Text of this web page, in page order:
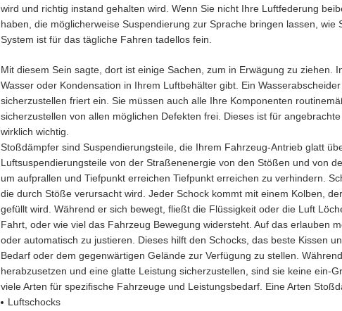
wird und richtig instand gehalten wird. Wenn Sie nicht Ihre Luftfederung
haben, die möglicherweise Suspendierung zur Sprache bringen lassen,
System ist für das tägliche Fahren tadellos fein.
Mit diesem Sein sagte, dort ist einige Sachen, zum in Erwägung zu ziehen.
Wasser oder Kondensation in Ihrem Luftbehälter gibt. Ein
sicherzustellen friert ein. Sie müssen auch alle Ihre Komponenten
sicherzustellen von allen möglichen Defekten frei. Dieses ist für
wirklich wichtig.
Stoßdämpfer sind Suspendierungsteile, die Ihrem Fahrzeug-Antrieb glatt
Luftsuspendierungsteile von der Straßenenergie von den Stößen und von
um aufprallen und Tiefpunkt erreichen Tiefpunkt erreichen zu verhindern.
die durch Stöße verursacht wird. Jeder Schock kommt mit einem Kolben,
gefüllt wird. Während er sich bewegt, fließt die Flüssigkeit oder die Luft
Fahrt, oder wie viel das Fahrzeug Bewegung widersteht. Auf das erlauben
oder automatisch zu justieren. Dieses hilft den Schocks, das beste Kissen
Bedarf oder dem gegenwärtigen Gelände zur Verfügung zu stellen.
herabzusetzen und eine glatte Leistung sicherzustellen, sind sie keine ein-
viele Arten für spezifische Fahrzeuge und Leistungsbedarf. Eine Arten
Luftschocks